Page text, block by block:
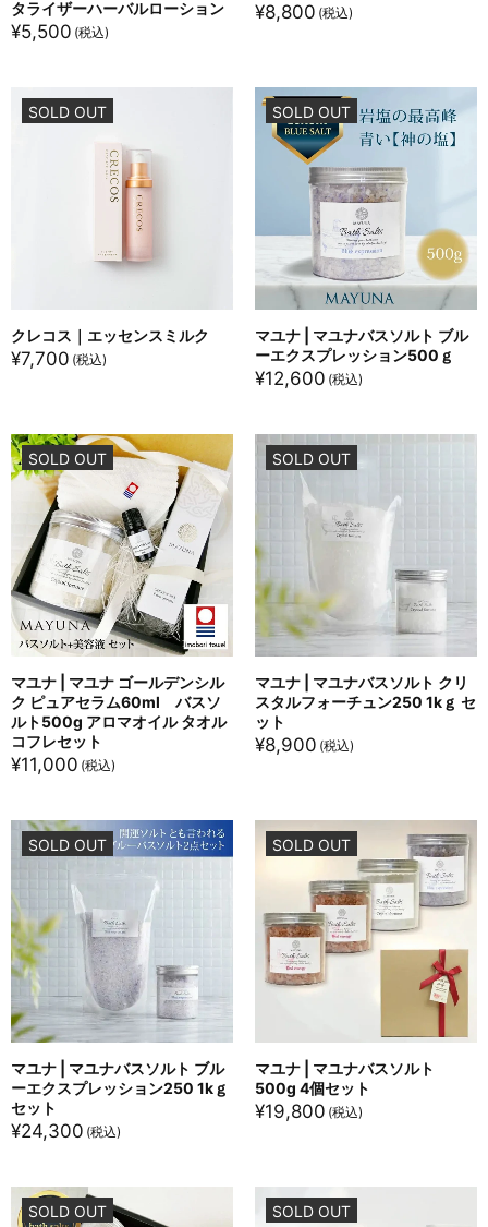
タライザーハーバルローション
¥5,500
¥8,800
SOLD OUT
クレコス｜エッセンスミルク
¥7,700
SOLD OUT
マユナ | マユナバスソルト ブル
ーエクスプレッション500ｇ
¥12,600
SOLD OUT
マユナ | マユナ ゴールデンシル
ク ピュアセラム60ml バスソ
ルト500g アロマオイル タオル
コフレセット
¥11,000
SOLD OUT
マユナ | マユナバスソルト クリ
スタルフォーチュン250 1kｇ セ
ット
¥8,900
SOLD OUT
マユナ | マユナバスソルト ブル
ーエクスプレッション250 1kｇ
セット
¥24,300
SOLD OUT
マユナ | マユナバスソルト
500g 4個セット
¥19,800
SOLD OUT SOLD OUT